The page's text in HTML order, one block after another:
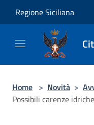
Regione Siciliana
Home > Novità >
Possibili carenze